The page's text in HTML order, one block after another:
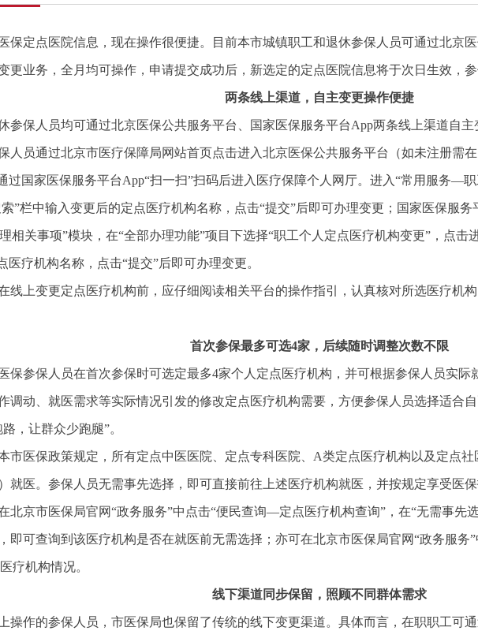
保定点医院信息，现在操作很便捷。目前本市城镇职工和退休参保人员可通过北京
更业务，全月均可操作，申请提交成功后，新选定的定点医院信息将于次日生效，参
两条线上渠道，自主变更操作便捷
参保人员均可通过北京医保公共服务平台、国家医保服务平台App两条线上渠道自主
人员通过北京市医疗保障局网站首页点击进入北京医保公共服务平台（如未注册需
过国家医保服务平台App“扫一扫”扫码后进入医疗保障个人网厅。进入“常用服务—
”栏中输入变更后的定点医疗机构名称，点击“提交”后即可办理变更；国家医保
相关事项”模块，在“全部办理功能”项目下选择“职工个人定点医疗机构变更”，点击
医疗机构名称，点击“提交”后即可办理变更。
线上变更定点医疗机构前，应仔细阅读相关平台的操作指引，认真核对所选医疗机
首次参保最多可选4家，后续随时调整次数不限
保参保人员在首次参保时可选定最多4家个人定点医疗机构，并可根据参保人员实
调动、就医需求等实际情况引发的修改定点医疗机构需要，方便参保人员选择适合
，让群众少跑腿”。
市医保政策规定，所有定点中医医院、定点专科医院、A类定点医疗机构以及定点
就医。参保人员无需事先选择，即可直接前往上述医疗机构就医，并按规定享受医
北京市医保局官网“政务服务”中点击“便民查询—定点医疗机构查询”，在“无需事先
即可查询到该医疗机构是否在就医前无需选择；亦可在北京市医保局官网“政务服
疗机构情况。
线下渠道同步保留，照顾不同群体需求
操作的参保人员，市医保局也保留了传统的线下变更渠道。具体而言，在职职工可